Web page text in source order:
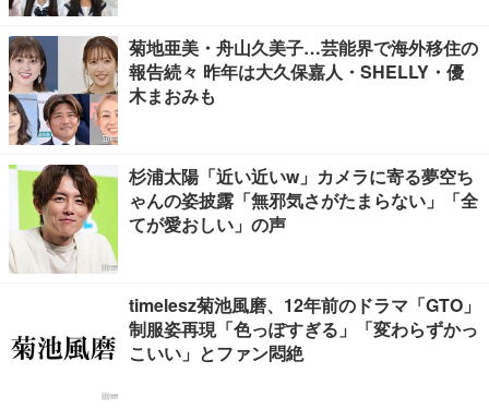
菊地亜美・舟山久美子…芸能界で海外移住の
報告続々 昨年は大久保嘉人・SHELLY・優
木まおみも
杉浦太陽「近い近いw」カメラに寄る夢空ち
ゃんの姿披露「無邪気さがたまらない」「全
てが愛おしい」の声
timelesz菊池風磨、12年前のドラマ「GTO」
制服姿再現「色っぽすぎる」「変わらずかっ
こいい」とファン悶絶